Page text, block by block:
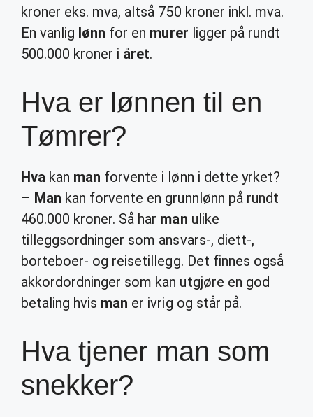
kroner eks. mva, altså 750 kroner inkl. mva.
En vanlig lønn for en murer ligger på rundt
500.000 kroner i året.
Hva er lønnen til en
Tømrer?
Hva kan man forvente i lønn i dette yrket?
– Man kan forvente en grunnlønn på rundt
460.000 kroner. Så har man ulike
tilleggsordninger som ansvars-, diett-,
borteboer- og reisetillegg. Det finnes også
akkordordninger som kan utgjøre en god
betaling hvis man er ivrig og står på.
Hva tjener man som
snekker?